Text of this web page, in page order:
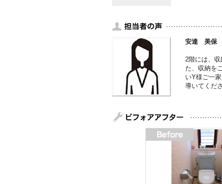
安達 美保
2階には、
た、収納を
いY様ご一
導いてくだ